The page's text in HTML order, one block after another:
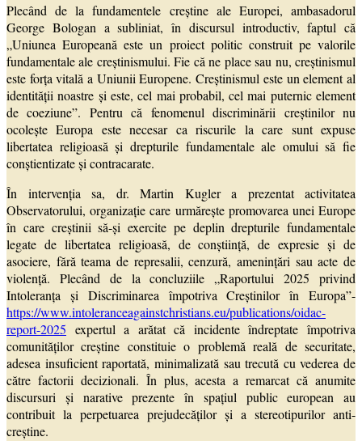
Plecând de la fundamentele creștine ale Europei, ambasadorul
George Bologan a subliniat, în discursul introductiv, faptul că
„Uniunea Europeană este un proiect politic construit pe valorile
fundamentale ale creștinismului. Fie că ne place sau nu, creștinismul
este forța vitală a Uniunii Europene. Creștinismul este un element al
identității noastre și este, cel mai probabil, cel mai puternic element
de coeziune”. Pentru că fenomenul discriminării creștinilor nu
ocolește Europa este necesar ca riscurile la care sunt expuse
libertatea religioasă și drepturile fundamentale ale omului să fie
conștientizate și contracarate.
În intervenția sa, dr. Martin Kugler a prezentat activitatea
Observatorului, organizație care urmărește promovarea unei Europe
în care creștinii să-și exercite pe deplin drepturile fundamentale
legate de libertatea religioasă, de conștiință, de expresie și de
asociere, fără teama de represalii, cenzură, amenințări sau acte de
violență. Plecând de la concluziile „Raportului 2025 privind
Intoleranța și Discriminarea împotriva Creștinilor în Europa”-
https://www.intoleranceagainstchristians.eu/publications/oidac-
report-2025 expertul a arătat că incidente îndreptate împotriva
comunităților creștine constituie o problemă reală de securitate,
adesea insuficient raportată, minimalizată sau trecută cu vederea de
către factorii decizionali. În plus, acesta a remarcat că anumite
discursuri și narative prezente în spațiul public european au
contribuit la perpetuarea prejudecăților și a stereotipurilor anti-
creștine.